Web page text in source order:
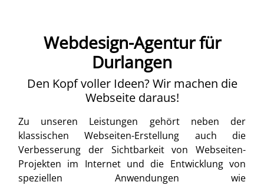
Webdesign-Agentur für
Durlangen
Den Kopf voller Ideen? Wir machen die
Webseite daraus!
Zu unseren Leistungen gehört neben der
klassischen Webseiten-Erstellung auch die
Verbesserung der Sichtbarkeit von Webseiten-
Projekten im Internet und die Entwicklung von
speziellen Anwendungen wie